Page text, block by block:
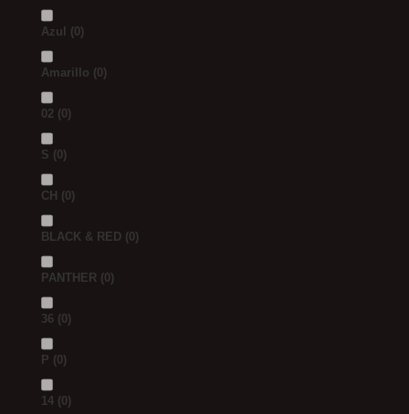
Azul (0)
Amarillo (0)
02 (0)
S (0)
CH (0)
BLACK & RED (0)
PANTHER (0)
36 (0)
P (0)
14 (0)